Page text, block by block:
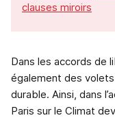
clauses miroirs
Dans les accords de
également des
durable. Ainsi, dans
Paris sur le Climat